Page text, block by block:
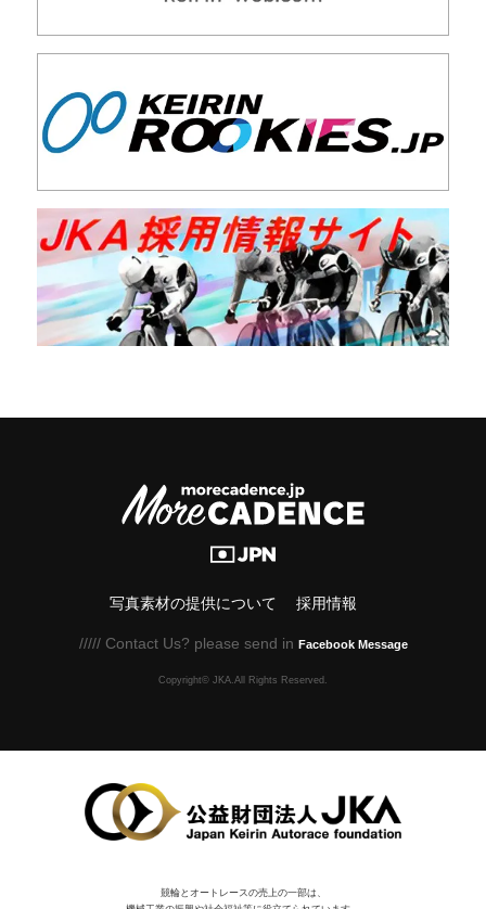
写真素材の提供について 採用情報
///// Contact Us? please send in Facebook Message
Copyright© JKA.All Rights Reserved.
競輪とオートレースの売上の一部は、